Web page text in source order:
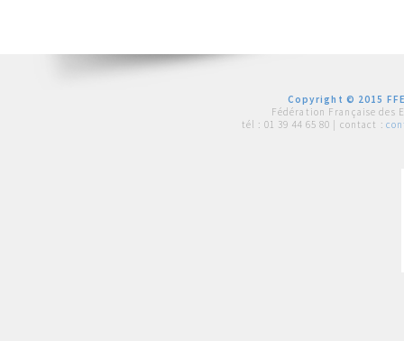
Copyright © 2015
Fédération Française des
tél : 01 39 44 65 80 | contact :